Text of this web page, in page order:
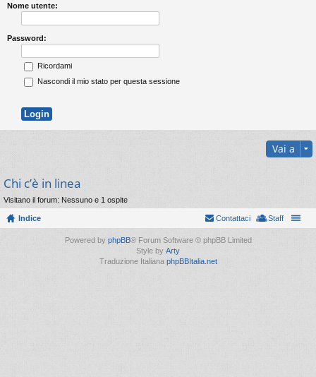
Nome utente:
Password:
Ricordami
Nascondi il mio stato per questa sessione
Vai a
Chi c’è in linea
Visitano il forum: Nessuno e 1 ospite
Indice Staff
Contattaci
Powered by phpBB® Forum Software © phpBB Limited
Style by Arty
Traduzione Italiana phpBBItalia.net